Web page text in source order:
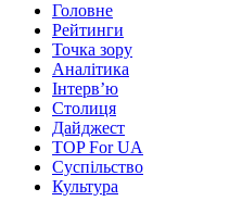
Головне
Рейтинги
Точка зору
Аналітика
Інтерв’ю
Столиця
Дайджест
TOP For UA
Суспiльство
Культура